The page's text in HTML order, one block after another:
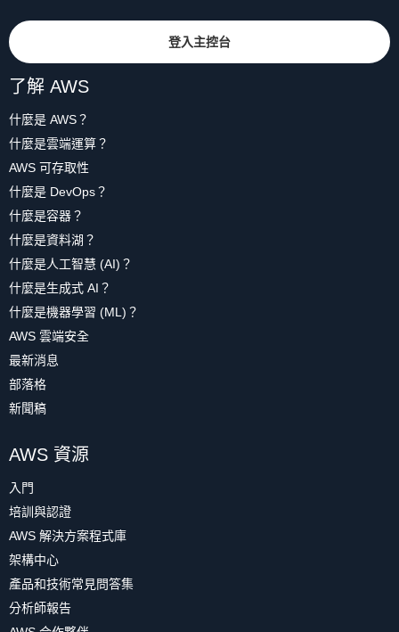
登入主控台
了解 AWS
什麼是 AWS？
什麼是雲端運算？
AWS 可存取性
什麼是 DevOps？
什麼是容器？
什麼是資料湖？
什麼是人工智慧 (AI)？
什麼是生成式 AI？
什麼是機器學習 (ML)？
AWS 雲端安全
最新消息
部落格
新聞稿
AWS 資源
入門
培訓與認證
AWS 解決方案程式庫
架構中心
產品和技術常見問答集
分析師報告